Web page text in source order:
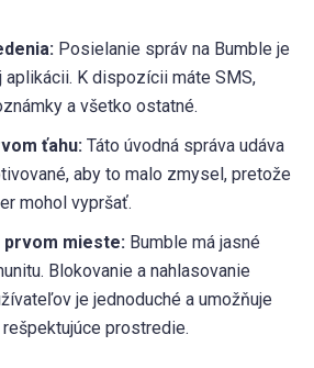
Posielanie správ na Bumble je
aplikácii. K dispozícii máte SMS,
a všetko ostatné.
ťahu: Táto úvodná správa udáva
aby to malo zmysel, pretože
mohol vypršať.
prvom mieste: Bumble má jasné
Blokovanie a nahlasovanie
je jednoduché a umožňuje
prostredie.